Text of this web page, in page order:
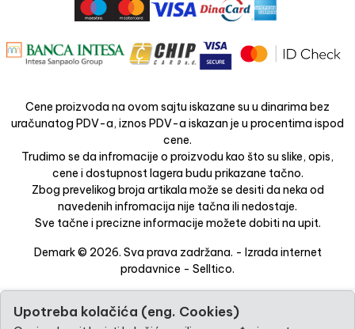
Cene proizvoda na ovom sajtu iskazane su u dinarima bez
uračunatog PDV-a, iznos PDV-a iskazan je u procentima ispod
cene.
Trudimo se da infromacije o proizvodu kao što su slike, opis,
cene i dostupnost lagera budu prikazane tačno.
Zbog prevelikog broja artikala može se desiti da neka od
navedenih infromacija nije tačna ili nedostaje.
Sve tačne i precizne informacije možete dobiti na upit.
Demark © 2026. Sva prava zadržana. - Izrada internet
prodavnice - Selltico.
Upotreba kolačića (eng. Cookies)